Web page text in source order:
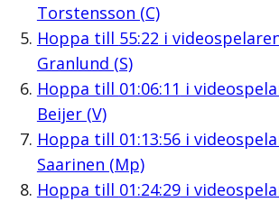
Torstensson (C)
Hoppa till 55:22 i
Granlund (S)
Hoppa till 01:06:11 i
Beijer (V)
Hoppa till 01:13:56i
Saarinen (Mp)
Hoppa till 01:24:29i